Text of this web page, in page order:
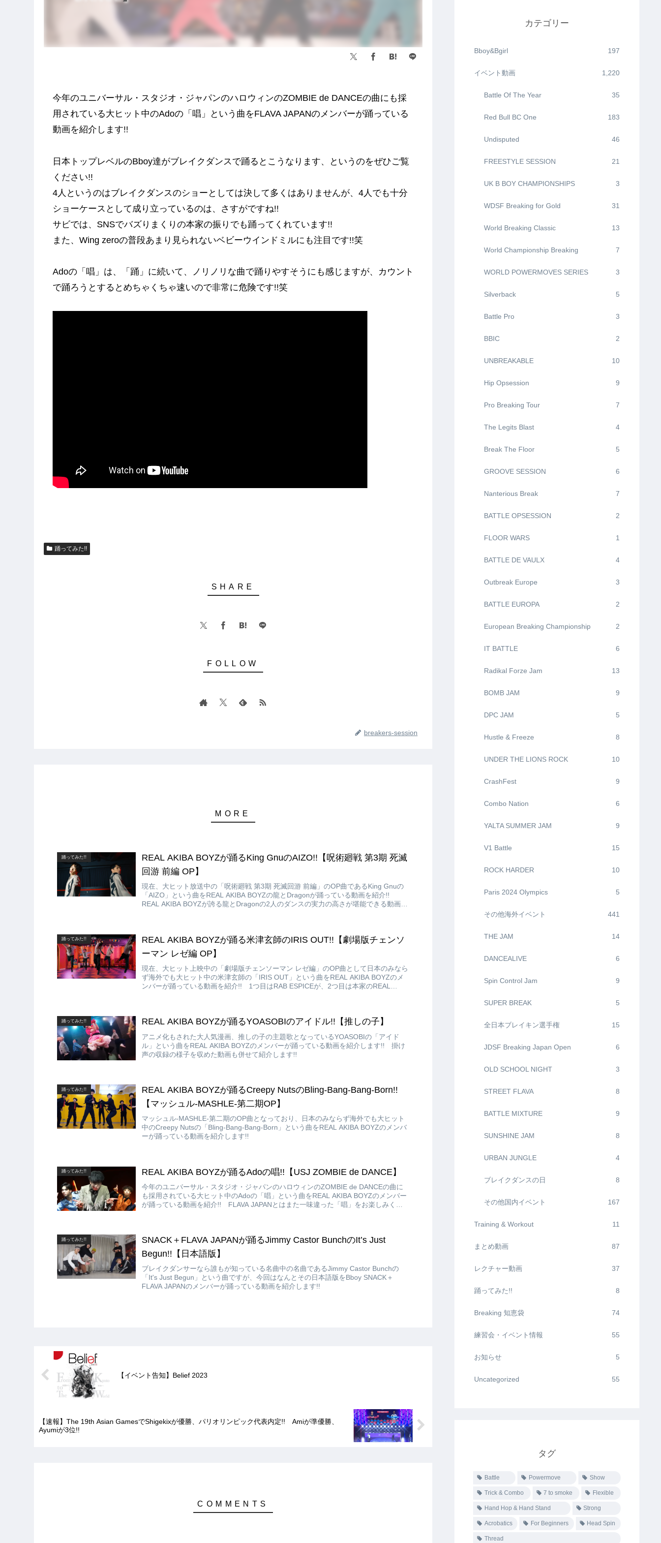
今年のユニバーサル・スタジオ・ジャパンのハロウィンのZOMBIE de DANCEの曲にも採
用されている大ヒット中のAdoの「唱」という曲をFLAVA JAPANのメンバーが踊っている
動画を紹介します!!
日本トップレベルのBboy達がブレイクダンスで踊るとこうなります、というのをぜひご覧
ください!!
4人というのはブレイクダンスのショーとしては決して多くはありませんが、4人でも十分
ショーケースとして成り立っているのは、さすがですね!!
サビでは、SNSでバズりまくりの本家の振りでも踊ってくれています!!
また、Wing zeroの普段あまり見られないベビーウインドミルにも注目です!!笑
Adoの「唱」は、「踊」に続いて、ノリノリな曲で踊りやすそうにも感じますが、カウント
で踊ろうとするとめちゃくちゃ速いので非常に危険です!!笑
踊ってみた!!
breakers-session
踊ってみた!!
REAL AKIBA BOYZが踊るKing GnuのAIZO!!【呪術廻戦 第3期 死滅
回游 前編 OP】
現在、大ヒット放送中の「呪術廻戦 第3期 死滅回游 前編」のOP曲であるKing Gnuの
「AIZO」という曲をREAL AKIBA BOYZの龍とDragonが踊っている動画を紹介!!
REAL AKIBA BOYZが誇る龍とDragonの2人のダンスの実力の高さが堪能できる動画に
踊ってみた!!
REAL AKIBA BOYZが踊る米津玄師のIRIS OUT!!【劇場版チェンソ
ーマン レゼ編 OP】
現在、大ヒット上映中の「劇場版チェンソーマン レゼ編」のOP曲として日本のみなら
ず海外でも大ヒット中の米津玄師の「IRIS OUT」という曲をREAL AKIBA BOYZのメ
ンバーが踊っている動画を紹介!! 1つ目はRAB ESPICEが、2つ目は本家のREAL
踊ってみた!! REAL AKIBA BOYZが踊るYOASOBIのアイドル!!【推しの子】
アニメ化もされた大人気漫画、推しの子の主題歌となっているYOASOBIの「アイド
ル」という曲をREAL AKIBA BOYZのメンバーが踊っている動画を紹介します!! 掛け
声の収録の様子を収めた動画も併せて紹介します!!
踊ってみた!!
REAL AKIBA BOYZが踊るCreepy NutsのBling‐Bang‐Bang‐Born!!
【マッシュル‐MASHLE‐第二期OP】
マッシュル‐MASHLE‐第二期のOP曲となっており、日本のみならず海外でも大ヒット
中のCreepy Nutsの「Bling‐Bang‐Bang‐Born」という曲をREAL AKIBA BOYZのメンバ
ーが踊っている動画を紹介します!!
踊ってみた!! REAL AKIBA BOYZが踊るAdoの唱!!【USJ ZOMBIE de DANCE】
今年のユニバーサル・スタジオ・ジャパンのハロウィンのZOMBIE de DANCEの曲に
も採用されている大ヒット中のAdoの「唱」という曲をREAL AKIBA BOYZのメンバー
が踊っている動画を紹介!! FLAVA JAPANとはまた一味違った「唱」をお楽しみくだ
踊ってみた!!
SNACK＋FLAVA JAPANが踊るJimmy Castor BunchのIt’s Just
Begun!!【日本語版】
ブレイクダンサーなら誰もが知っている名曲中の名曲であるJimmy Castor Bunchの
「It's Just Begun」という曲ですが、今回はなんとその日本語版をBboy SNACK＋
FLAVA JAPANのメンバーが踊っている動画を紹介します!!
【イベント告知】Belief 2023
【速報】The 19th Asian GamesでShigekixが優勝、パリオリンピック代表内定!! Amiが準優勝、
Ayumiが3位!!
カテゴリー
Bboy&Bgirl 197
イベント動画 1,220
Battle Of The Year 35
Red Bull BC One 183
Undisputed 46
FREESTYLE SESSION 21
UK B BOY CHAMPIONSHIPS 3
WDSF Breaking for Gold 31
World Breaking Classic 13
World Championship Breaking 7
WORLD POWERMOVES SERIES 3
Silverback 5
Battle Pro 3
BBIC 2
UNBREAKABLE 10
Hip Opsession 9
Pro Breaking Tour 7
The Legits Blast 4
Break The Floor 5
GROOVE SESSION 6
Nanterious Break 7
BATTLE OPSESSION 2
FLOOR WARS 1
BATTLE DE VAULX 4
Outbreak Europe 3
BATTLE EUROPA 2
European Breaking Championship 2
IT BATTLE 6
Radikal Forze Jam 13
BOMB JAM 9
DPC JAM 5
Hustle & Freeze 8
UNDER THE LIONS ROCK 10
CrashFest 9
Combo Nation 6
YALTA SUMMER JAM 9
V1 Battle 15
ROCK HARDER 10
Paris 2024 Olympics 5
その他海外イベント 441
THE JAM 14
DANCEALIVE 6
Spin Control Jam 9
SUPER BREAK 5
全日本ブレイキン選手権 15
JDSF Breaking Japan Open 6
OLD SCHOOL NIGHT 3
STREET FLAVA 8
BATTLE MIXTURE 9
SUNSHINE JAM 8
URBAN JUNGLE 4
ブレイクダンスの日 8
その他国内イベント 167
Training & Workout 11
まとめ動画 87
レクチャー動画 37
踊ってみた!! 8
Breaking 知恵袋 74
練習会・イベント情報 55
お知らせ 5
Uncategorized 55
タグ
Battle Powermove Show
Trick & Combo 7 to smoke Flexible
Hand Hop & Hand Stand Strong
Acrobatics For Beginners Head Spin
Thread